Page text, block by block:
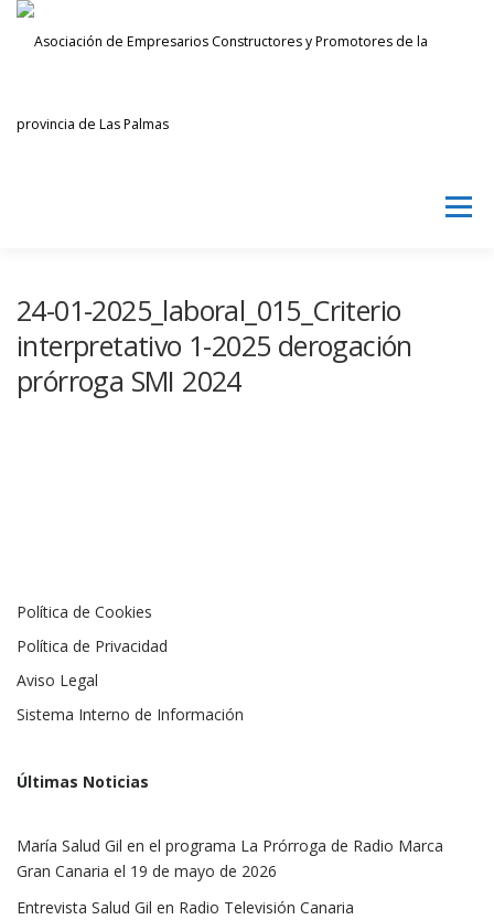
Saltar
Menú
INICIAR SESIÓN
24-01-2025_laboral_015_Criterio
interpretativo 1-2025 derogación
prórroga SMI 2024
Política de Cookies
Política de Privacidad
Aviso Legal
Sistema Interno de Información
Últimas Noticias
María Salud Gil en el programa La Prórroga de Radio Marca
Gran Canaria el 19 de mayo de 2026
Entrevista Salud Gil en Radio Televisión Canaria